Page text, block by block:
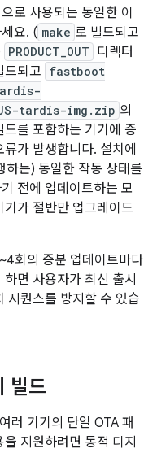
로 사용되는 동일한 이
요. ( make 로 빌드되고
PRODUCT_OUT 디렉터
드되고 fastboot
tardis-img.zip 의
를 포함하는 기기에 증
가 발생합니다. 설치에
는) 동일한 작동 상태를
전에 업데이트하는 모
가 절반만 업그레이드
회의 증분 업데이트마다
면 사용자가 최신 출시
시퀀스를 방지할 수 있습
빌드
러 기기의 단일 OTA 패
지원하려면 동적 디지